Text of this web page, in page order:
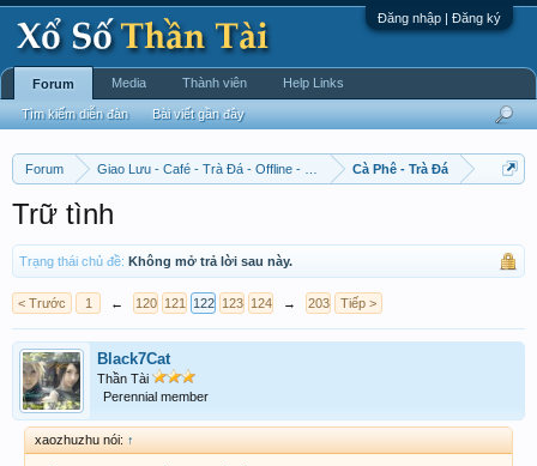
Đăng nhập | Đăng ký
Forum Giao Lưu - Café - Trà Đá - Offline - Tỉnh Tò Hihi!Cà Phê - Trà Đá
Trữ tình
Trạng thái chủ đề: Không mở trả lời sau này.
< Trước 1 ← 120 121 122 123 124 → 203 Tiếp >
Black7Cat
Thần Tài
Perennial member
xaozhuzhu nói: ↑
Forum
Tìm kiếm diễn đàn Bài viết gần đây
Media Thành viên Help Links